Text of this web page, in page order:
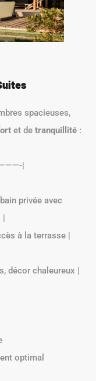
spacieuses,
et de tranquillité :
|
privée avec
|
à la terrasse |
décor chaleureux |
optimal